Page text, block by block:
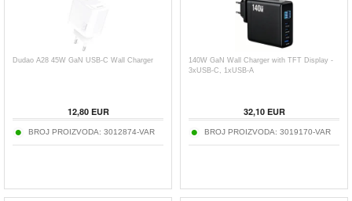
Dudao A28 45W GaN USB-C Wall Charger
12,80EUR
BROJ PROIZVODA: 3012874-VAR
140W GaN Wall Charger with TFT Display -
3xUSB-C, 1xUSB-A
32,10EUR
BROJ PROIZVODA: 3019170-VAR